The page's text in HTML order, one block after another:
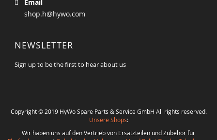
Email
shop.h@hywo.com
NEWSLETTER
Sign up to be the first to hear about us
Copyright © 2019 HyWo Spare Parts & Service GmbH All rights reserved.
Unsere Shops:
Wir haben uns auf den Vertrieb von Ersatzteilen und Zubehör für